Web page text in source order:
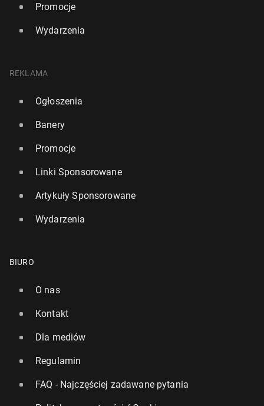
Promocje
Wydarzenia
REKLAMA
Ogłoszenia
Banery
Promocje
Linki Sponsorowane
Artykuły Sponsorowane
Wydarzenia
BIURO
O nas
Kontakt
Dla mediów
Regulamin
FAQ - Najczęściej zadawane pytania